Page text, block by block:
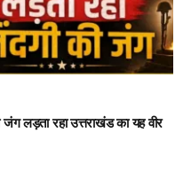
लड़ता रहा उत्तराखंड का यह वीर